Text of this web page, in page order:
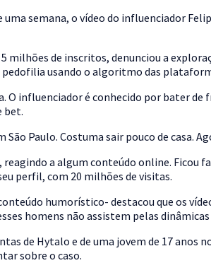
uma semana, o vídeo do influenciador
5 milhões de inscritos, denunciou a
usando o algoritmo das
influenciador é conhecido por bater
bet.
São Paulo. Costuma sair pouco de casa.
a algum conteúdo online. Ficou
perfil, com 20 milhões de visitas.
humorístico- destacou que os
homens não assistem pelas dinâmicas
de Hytalo e de uma jovem de 17
sobre o caso.